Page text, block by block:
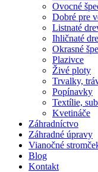
Ovocné
Dobré pre
Listnaté
Ihličnaté
Okrasné
Plazivce
Živé ploty
Trvalky,
Popínavky
Textílie,
Kvetináče
Záhradníctvo
Záhradné úpravy
Vianočné
Blog
Kontakt